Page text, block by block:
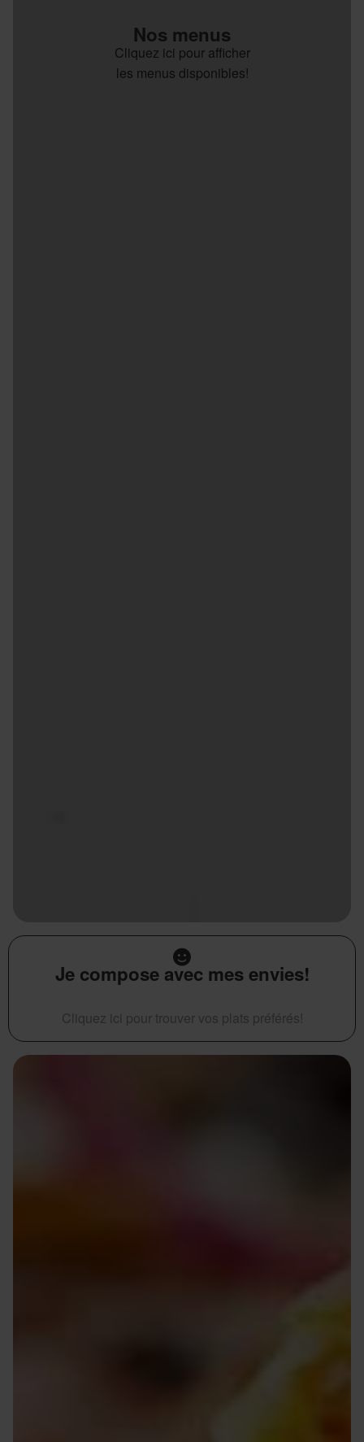
Nos menus
Cliquez ici pour afficher
les menus disponibles!
Je compose avec mes envies!
Cliquez ici pour trouver vos plats préférés!